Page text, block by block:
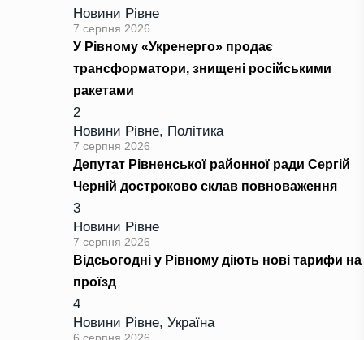
Новини Рівне
7 серпня 2026
У Рівному «Укренерго» продає
трансформатори, знищені російськими
ракетами
2
Новини Рівне, Політика
7 серпня 2026
Депутат Рівненської районної ради Сергій
Черній достроково склав повноваження
3
Новини Рівне
7 серпня 2026
Відсьогодні у Рівному діють нові тарифи на
проїзд
4
Новини Рівне, Україна
6 серпня 2026